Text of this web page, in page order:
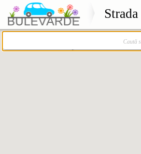
Caută